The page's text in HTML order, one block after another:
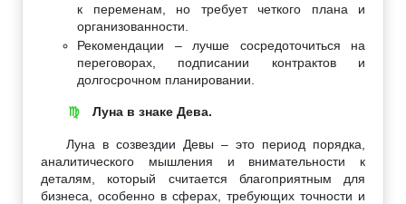
к переменам, но требует четкого плана и
организованности.
Рекомендации – лучше сосредоточиться на
переговорах, подписании контрактов и
долгосрочном планировании.
♍ Луна в знаке Дева.
Луна в созвездии Девы – это период порядка,
аналитического мышления и внимательности к
деталям, который считается благоприятным для
бизнеса, особенно в сферах, требующих точности и